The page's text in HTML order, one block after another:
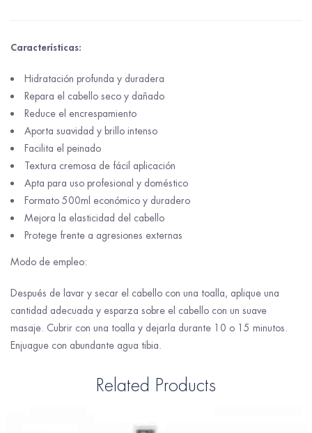
Características:
Hidratación profunda y duradera
Repara el cabello seco y dañado
Reduce el encrespamiento
Aporta suavidad y brillo intenso
Facilita el peinado
Textura cremosa de fácil aplicación
Apta para uso profesional y doméstico
Formato 500ml económico y duradero
Mejora la elasticidad del cabello
Protege frente a agresiones externas
Modo de empleo:
Después de lavar y secar el cabello con una toalla, aplique una
cantidad adecuada y esparza sobre el cabello con un suave
masaje. Cubrir con una toalla y dejarla durante 10 o 15 minutos.
Enjuague con abundante agua tibia.
Related Products